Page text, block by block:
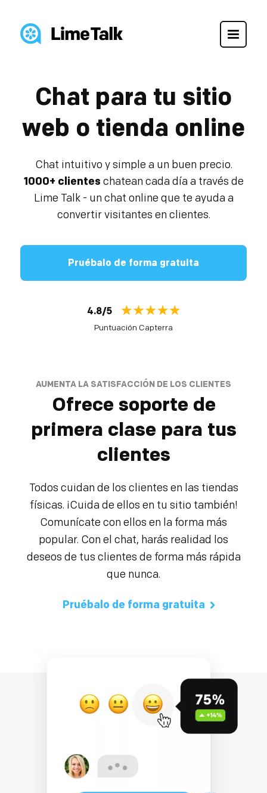
Chat para tu sitio
web o tienda online
Chat intuitivo y simple a un buen precio.
1000+ clientes chatean cada día a través de
Lime Talk - un chat online que te ayuda a
convertir visitantes en clientes.
Pruébalo de forma gratuita
4.8/5
Puntuación Capterra
AUMENTA LA SATISFACCIÓN DE LOS CLIENTES
Ofrece soporte de
primera clase para tus
clientes
Todos cuidan de los clientes en las tiendas
físicas. ¡Cuida de ellos en tu sitio también!
Comunícate con ellos en la forma más
popular. Con el chat, harás realidad los
deseos de tus clientes de forma más rápida
que nunca.
Pruébalo de forma gratuita